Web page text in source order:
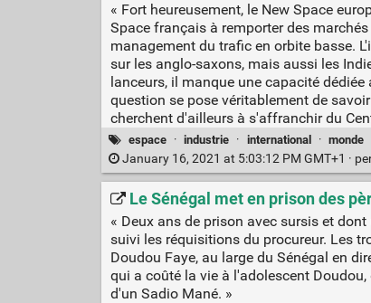
« Fort heureusement, le New Space
Space français à remporter des
management du trafic en orbite basse.
sur les anglo-saxons, mais aussi les
lanceurs, il manque une capacité
question se pose véritablement de
cherchent d'ailleurs à s'affranchir du
espace · industrie · international · monde
January 16, 2021 at 5:03:12 PM GMT+1 ·
Le Sénégal met en prison des
« Deux ans de prison avec sursis et
suivi les réquisitions du procureur. Les
Doudou Faye, au large du Sénégal en
qui a coûté la vie à l'adolescent
d'un Sadio Mané. »